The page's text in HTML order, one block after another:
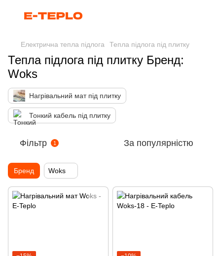
Електрична тепла підлога Тепла підлога під плитку
Тепла підлога під плитку Бренд:
Woks
Нагрівальний мат під плитку
Тонкий кабель під плитку
Фільтр 1 За популярністю
Бренд Woks